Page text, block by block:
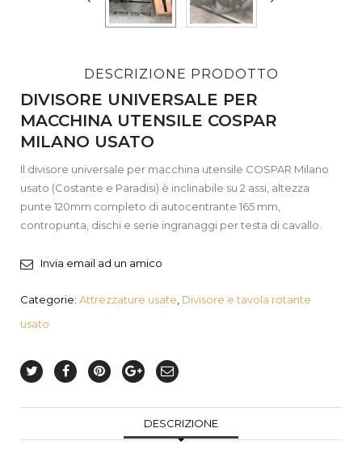
DESCRIZIONE PRODOTTO
DIVISORE UNIVERSALE PER
MACCHINA UTENSILE COSPAR
MILANO USATO
Il divisore universale per macchina utensile COSPAR Milano
usato (Costante e Paradisi) è inclinabile su 2 assi, altezza
punte 120mm completo di autocentrante 165 mm,
contropunta, dischi e serie ingranaggi per testa di cavallo.
Invia email ad un amico
Categorie: Attrezzature usate Divisore e tavola rotante
usato
DESCRIZIONE